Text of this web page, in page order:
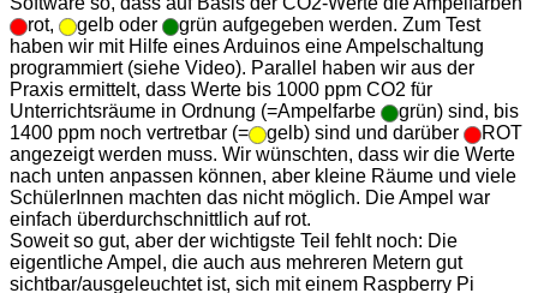
rot,
gelb oder
grün aufgegeben werden. Zum Test
haben wir mit Hilfe eines Arduinos eine Ampelschaltung
programmiert (siehe Video). Parallel haben wir aus der
Praxis ermittelt, dass Werte bis 1000 ppm CO2 für
Unterrichtsräume in Ordnung (=Ampelfarbe
grün) sind, bis
1400 ppm noch vertretbar (=
gelb) sind und darüber
ROT
angezeigt werden muss. Wir wünschten, dass wir die Werte
nach unten anpassen können, aber kleine Räume und viele
SchülerInnen machten das nicht möglich. Die Ampel war
einfach überdurchschnittlich auf rot.
Soweit so gut, aber der wichtigste Teil fehlt noch: Die
eigentliche Ampel, die auch aus mehreren Metern gut
sichtbar/ausgeleuchtet ist, sich mit einem Raspberry Pi